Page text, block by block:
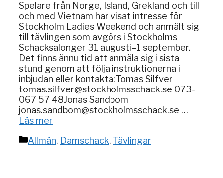
Spelare från Norge, Island, Grekland och till
och med Vietnam har visat intresse för
Stockholm Ladies Weekend och anmält sig
till tävlingen som avgörs i Stockholms
Schacksalonger 31 augusti–1 september.
Det finns ännu tid att anmäla sig i sista
stund genom att följa instruktionerna i
inbjudan eller kontakta:Tomas Silfver
tomas.silfver@stockholmsschack.se 073-
067 57 48Jonas Sandbom
jonas.sandbom@stockholmsschack.se …
Läs mer
Kategorier
Allmän, Damschack, Tävlingar